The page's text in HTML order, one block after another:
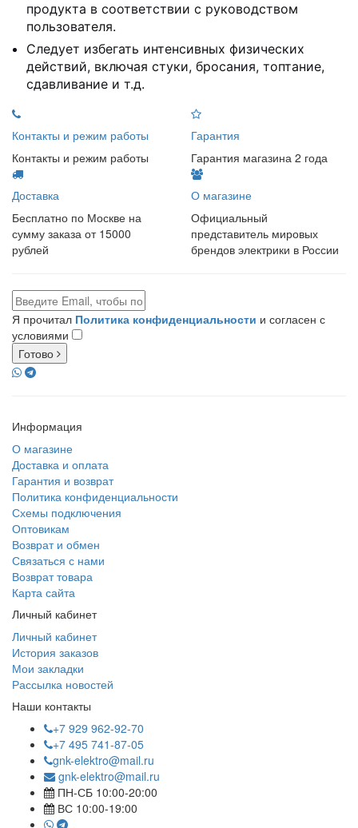
продукта в соответствии с руководством
пользователя.
Следует избегать интенсивных физических
действий, включая стуки, бросания, топтание,
сдавливание и т.д.
Контакты и режим работы
Контакты и режим работы
Гарантия
Гарантия магазина 2 года
Доставка
Бесплатно по Москве на
сумму заказа от 15000
рублей
О магазине
Официальный
представитель мировых
брендов электрики в России
Я прочитал Политика конфиденциальности и согласен с
условиями
Готово
Информация
О магазине
Доставка и оплата
Гарантия и возврат
Политика конфиденциальности
Схемы подключения
Оптовикам
Возврат и обмен
Связаться с нами
Возврат товара
Карта сайта
Личный кабинет
Личный кабинет
История заказов
Мои закладки
Рассылка новостей
Наши контакты
+7 929 962-92-70
+7 495 741-87-05
gnk-elektro@mail.ru
gnk-elektro@mail.ru
ПН-СБ 10:00-20:00
ВС 10:00-19:00